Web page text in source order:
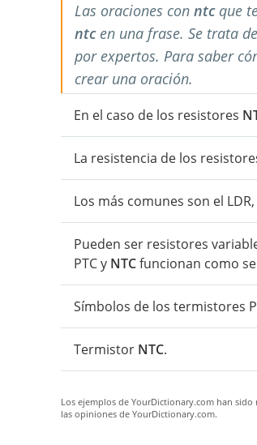
Las oraciones con ntcque
ntcen una frase. Se trata
por expertos. Para saber
crear una oración.
En el caso de los resistores
La resistencia de los
Los más comunes son el LDR,
Pueden ser resistores
PTC y NTCfuncionan como
Símbolos de los termistores
Termistor NTC.
Los ejemplos de YourDictionary.com han
las opiniones de YourDictionary.com.